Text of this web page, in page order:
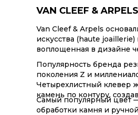
VAN CLEEF &
Van Cleef & Arpels
искусства (haute
воплощенная в дизайне
Популярность бренда
поколения Z и
Четырехлистный клевер
камень по контуру,
Самый популярный цвет —
обработки камня и